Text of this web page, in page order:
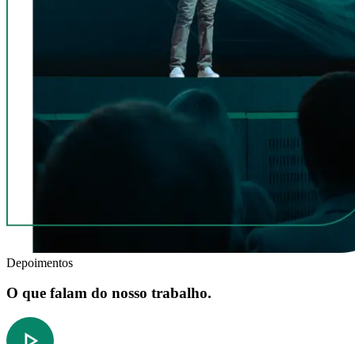
Depoimentos
O que falam do nosso trabalho.